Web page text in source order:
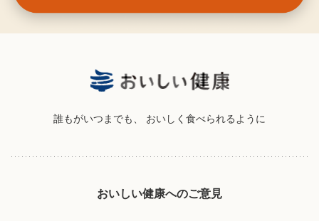
誰もがいつまでも、 おいしく食べられるように
おいしい健康へのご意見